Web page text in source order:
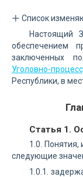
Список
Настоящий
обеспечением
заключенных
Уголовно-
Республики, в
Статья 1.
1.0.
следующие
1.0.1.